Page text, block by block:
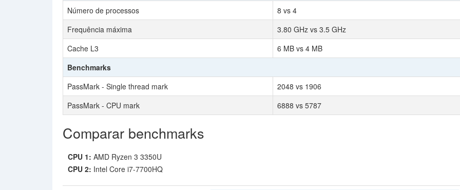
Número de processos
8 vs 4
Frequência máxima
3.80 GHz vs 3.5 GHz
Cache L3
6 MB vs 4 MB
Benchmarks
PassMark - Single thread mark
2048 vs 1906
PassMark - CPU mark
6888 vs 5787
Comparar benchmarks
CPU 1: AMD Ryzen 3 3350U
CPU 2: Intel Core i7-7700HQ